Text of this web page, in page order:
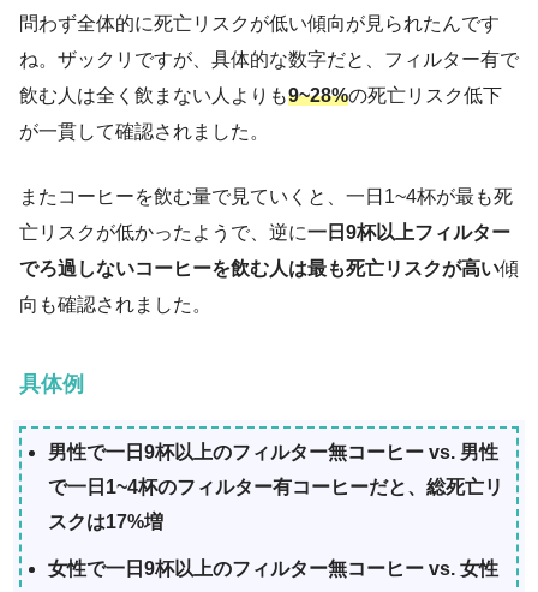
問わず全体的に死亡リスクが低い傾向が見られたんです
ね。ザックリですが、具体的な数字だと、フィルター有で
飲む人は全く飲まない人よりも9~28%の死亡リスク低下
が一貫して確認されました。
またコーヒーを飲む量で見ていくと、一日1~4杯が最も死
亡リスクが低かったようで、逆に一日9杯以上フィルター
でろ過しないコーヒーを飲む人は最も死亡リスクが高い傾
向も確認されました。
具体例
男性で一日9杯以上のフィルター無コーヒー vs. 男性
で一日1~4杯のフィルター有コーヒーだと、総死亡リ
スクは17%増
女性で一日9杯以上のフィルター無コーヒー vs. 女性